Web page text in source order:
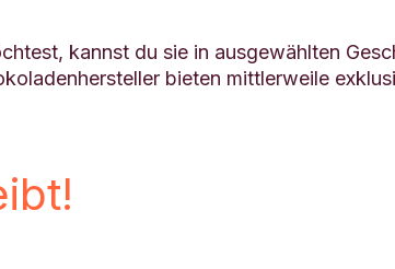
kannst du sie in ausgewählten
bieten mittlerweile